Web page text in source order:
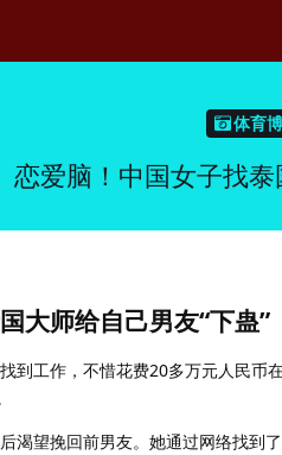
体育
恋爱脑！中国女子找
大师给自己男友“下蛊”
到工作，不惜花费20多万元人民币
渴望挽回前男友。她通过网络找到